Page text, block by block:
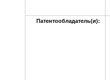
Патентообладатель(и):